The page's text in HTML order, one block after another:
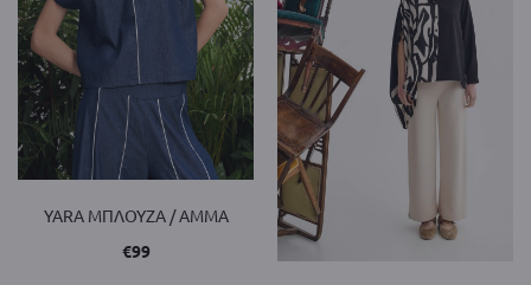
YARA ΜΠΛΟΥΖΑ / AMMA
€99